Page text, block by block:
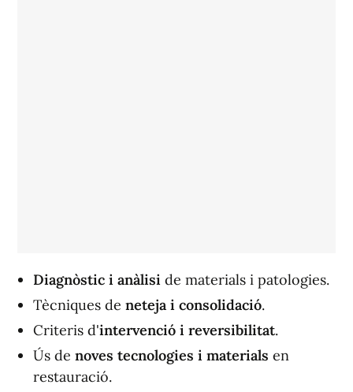
Diagnòstic i anàlisi de materials i patologies.
Tècniques de neteja i consolidació.
Criteris d'intervenció i reversibilitat.
Ús de noves tecnologies i materials en
restauració.